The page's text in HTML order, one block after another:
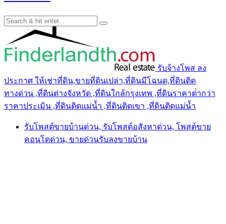
รับจ้างโพส ลง
ประกาศ ให้เช่าที่ดิน,ขายที่ดินเปล่า,ที่ดินมีโฉนด,ที่ดินติด
ทางด่วน ,ที่ดินต่างจังหวัด ,ที่ดินใกล้กรุงเทพ ,ที่ดินราคาต่ํากว่า
ราคาประเมิน ,ที่ดินติดแม่น้ำ ,ที่ดินติดเขา ,ที่ดินติดแม่น้ำ
รับโพสต์ขายบ้านด่วน, รับโพสต์อสังหาด่วน, โพสต์ขาย
คอนโดด่วน, ขายด่วนรับลงขายบ้าน